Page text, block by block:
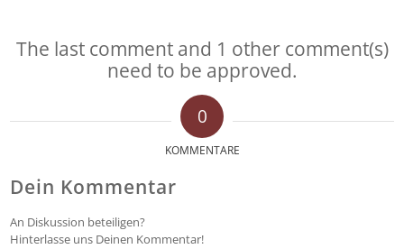
The last comment and 1 other comment(s)
need to be approved.
0
KOMMENTARE
Dein Kommentar
An Diskussion beteiligen?
Hinterlasse uns Deinen Kommentar!